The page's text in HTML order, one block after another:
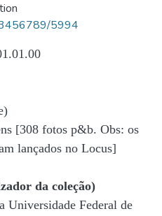
5994
[308 fotos p&b. Obs: os
lançados no Locus]
da coleção)
Federal de